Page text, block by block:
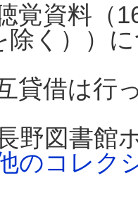
覚資料（
除く））
貸借は行
野図書館
のコレク